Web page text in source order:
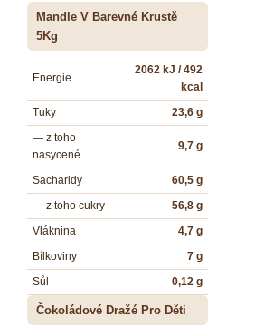
Mandle V Barevné Krustě
5Kg
Energie
2062 kJ / 492
kcal
Tuky
23,6 g
— z toho
nasycené
9,7 g
Sacharidy
60,5 g
— z toho cukry
56,8 g
Vláknina
4,7 g
Bílkoviny
7 g
Sůl
0,12 g
Čokoládové Dražé Pro Děti